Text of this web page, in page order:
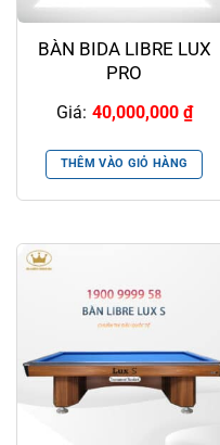
BÀN BIDA LIBRE LUX
PRO
Giá: 40,000,000 ₫
THÊM VÀO GIỎ HÀNG